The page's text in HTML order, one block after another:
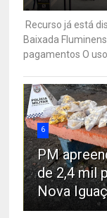
Recurso já está
Baixada
pagamentos O uso
6
PM
de 2,4 mil
Nova